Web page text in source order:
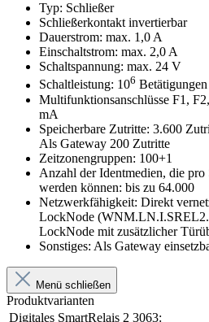
Typ: Schließer
Schließerkontakt invertierbar
Dauerstrom: max. 1,0 A
Einschaltstrom: max. 2,0 A
Schaltspannung: max. 24 V
Schaltleistung: 106
Multifunktionsanschlüsse F1,
mA
Speicherbare Zutritte: 3.600
Als Gateway 200 Zutritte
Zeitzonengruppen: 100+1
Anzahl der Identmedien, die
werden können: bis zu 64.000
Netzwerkfähigkeit: Direkt
LockNode
LockNode mit zusätzlicher
Sonstiges: Als Gateway
Menü schließen
Produktvarianten
Digitales SmartRelais 2 3063: